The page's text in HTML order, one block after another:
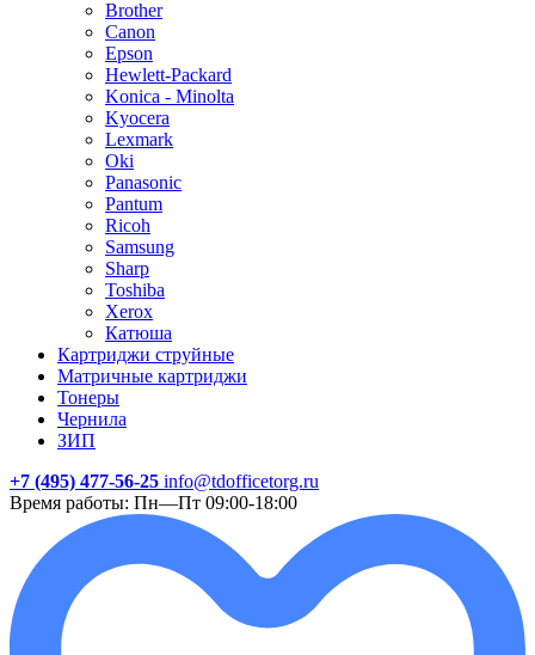
Brother
Canon
Epson
Hewlett-Packard
Konica - Minolta
Kyocera
Lexmark
Oki
Panasonic
Pantum
Ricoh
Samsung
Sharp
Toshiba
Xerox
Катюша
Картриджи струйные
Матричные картриджи
Тонеры
Чернила
ЗИП
+7 (495) 477-56-25 info@tdofficetorg.ru
Время работы: Пн—Пт 09:00-18:00